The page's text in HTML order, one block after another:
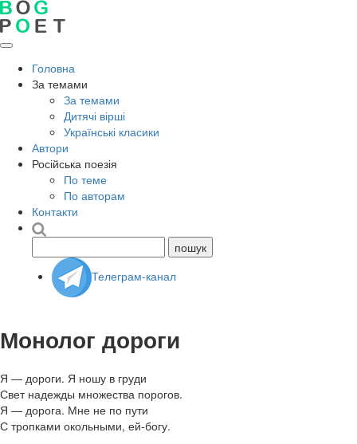
Головна
За темами
За темами
Дитячі вірші
Українські класики
Автори
Російська поезія
По теме
По авторам
Контакти
Телеграм-канал
Монолог дороги
Я — дороги. Я ношу в груди
Свет надежды множества порогов.
Я — дорога. Мне не по пути
С тропками окольными, ей-богу.